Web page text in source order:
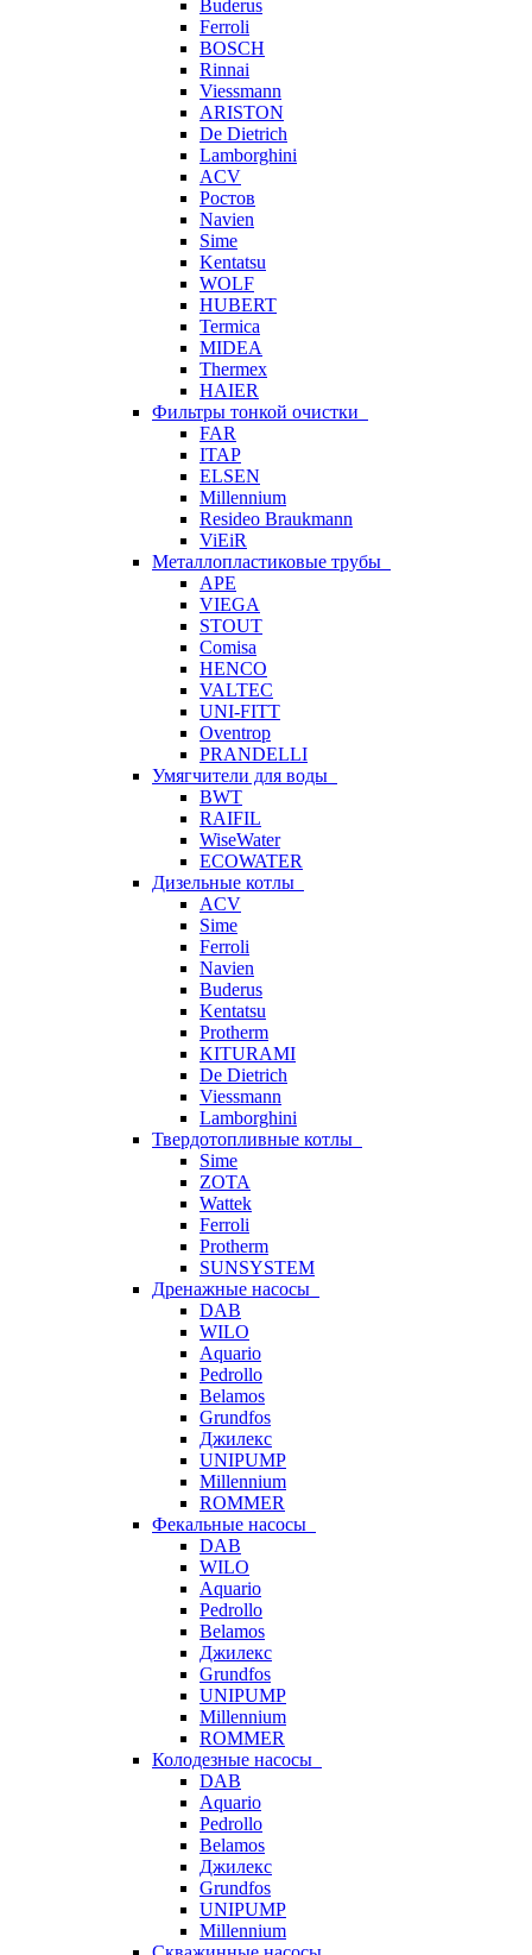
Buderus
Ferroli
BOSCH
Rinnai
Viessmann
ARISTON
De Dietrich
Lamborghini
ACV
Ростов
Navien
Sime
Kentatsu
WOLF
HUBERT
Termica
MIDEA
Thermex
HAIER
Фильтры тонкой очистки
FAR
ITAP
ELSEN
Millennium
Resideo Braukmann
ViEiR
Металлопластиковые трубы
APE
VIEGA
STOUT
Comisa
HENCO
VALTEC
UNI-FITT
Oventrop
PRANDELLI
Умягчители для воды
BWT
RAIFIL
WiseWater
ECOWATER
Дизельные котлы
ACV
Sime
Ferroli
Navien
Buderus
Kentatsu
Protherm
KITURAMI
De Dietrich
Viessmann
Lamborghini
Твердотопливные котлы
Sime
ZOTA
Wattek
Ferroli
Protherm
SUNSYSTEM
Дренажные насосы
DAB
WILO
Aquario
Pedrollo
Belamos
Grundfos
Джилекс
UNIPUMP
Millennium
ROMMER
Фекальные насосы
DAB
WILO
Aquario
Pedrollo
Belamos
Джилекс
Grundfos
UNIPUMP
Millennium
ROMMER
Колодезные насосы
DAB
Aquario
Pedrollo
Belamos
Джилекс
Grundfos
UNIPUMP
Millennium